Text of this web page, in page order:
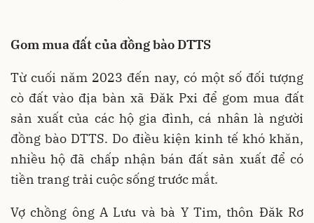
Gom mua đất của đồng bào DTTS
Từ cuối năm 2023 đến nay, có một số đối tượng
cò đất vào địa bàn xã Đăk Pxi để gom mua đất
sản xuất của các hộ gia đình, cá nhân là người
đồng bào DTTS. Do điều kiện kinh tế khó khăn,
nhiều hộ đã chấp nhận bán đất sản xuất để có
tiền trang trải cuộc sống trước mắt.
Vợ chồng ông A Lưu và bà Y Tim, thôn Đăk Rơ